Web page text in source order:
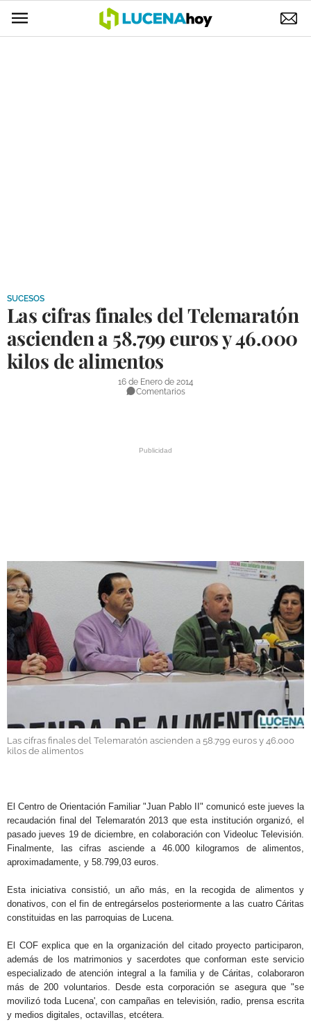
DEPORTES
COMPETICIONES
OBRAS
NECROLÓGICAS
GALERÍAS
SUCESOS
Las cifras finales del Telemaratón
ascienden a 58.799 euros y 46.000
kilos de alimentos
16 de Enero de 2014
Comentarios
Las cifras finales del Telemaratón ascienden a 58.799 euros y 46.000
kilos de alimentos
El Centro de Orientación Familiar "Juan Pablo II" comunicó este jueves la
recaudación final del Telemaratón 2013 que esta institución organizó, el
pasado jueves 19 de diciembre, en colaboración con Videoluc Televisión.
Finalmente, las cifras asciende a 46.000 kilogramos de alimentos,
aproximadamente, y 58.799,03 euros.
Esta iniciativa consistió, un año más, en la recogida de alimentos y
donativos, con el fin de entregárselos posteriormente a las cuatro Cáritas
constituidas en las parroquias de Lucena.
El COF explica que en la organización del citado proyecto participaron,
además de los matrimonios y sacerdotes que conforman este servicio
especializado de atención integral a la familia y de Cáritas, colaboraron
más de 200 voluntarios. Desde esta corporación se asegura que "se
movilizó toda Lucena', con campañas en televisión, radio, prensa escrita
y medios digitales, octavillas, etcétera.